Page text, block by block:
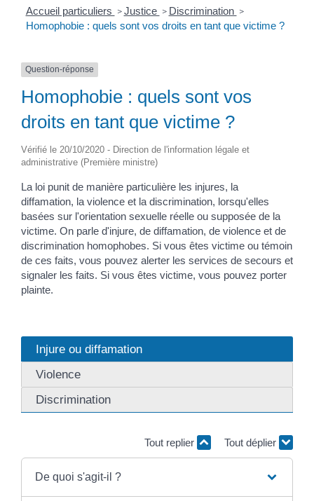
Accueil particuliers > Justice > Discrimination >
Homophobie : quels sont vos droits en tant que victime ?
Question-réponse
Homophobie : quels sont vos
droits en tant que victime ?
Vérifié le 20/10/2020 - Direction de l'information légale et
administrative (Première ministre)
La loi punit de manière particulière les injures, la
diffamation, la violence et la discrimination, lorsqu'elles
basées sur l'orientation sexuelle réelle ou supposée de la
victime. On parle d'injure, de diffamation, de violence et de
discrimination homophobes. Si vous êtes victime ou témoin
de ces faits, vous pouvez alerter les services de secours et
signaler les faits. Si vous êtes victime, vous pouvez porter
plainte.
Injure ou diffamation
Violence
Discrimination
Tout replier Tout déplier
De quoi s'agit-il ?